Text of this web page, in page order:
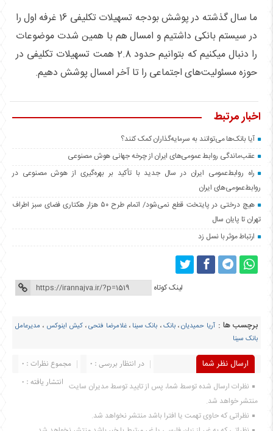
ما سال گذشته در پوشش بودجه تسهیلات تکلیفی 16 غرفه اول را
در سیستم بانکی داشتیم و امسال هم با همین شدت موضوعات
را دنبال میکنیم که بتوانیم حدود 2.8 همت تسهیلات تکلیفی در
حوزه مسئولیت‌های اجتماعی را تا آخر امسال پوشش دهیم.
اخبار مرتبط
آیا بانک‌ها می‌توانند به سرمایه‌گذاران کمک کنند؟
عقب‌ماندگی روابط عمومی‌های ایران از چرخه جهانی هوش مصنوعی
راه روابط‌عمومی ایران در سال جدید با تأکید بر بهره‌گیری از هوش مصنوعی در
روابط‌عمومی‌های ایران
هیچ درختی در پایتخت قطع نمی‌شود/ اتمام طرح ۵۰ هزار هکتاری فضای سبز اطراف
تهران تا پایان سال
ارتباط موثر با نسل زد
لینک کوتاه
برچسب ها : آریا حمیدیان،بانک، بانک سینا ،غلامرضا فتحی،کیش اینوکس ، مدیرعامل
بانک سینا
ارسال نظر شما مجموع نظرات : 0
در انتظار بررسی : 0
انتشار یافته : 0 نظرات ارسال شده توسط شما، پس از تایید توسط مدیران سایت
منتشر خواهد شد.
نظراتی که حاوی تهمت یا افترا باشد منتشر نخواهد شد.